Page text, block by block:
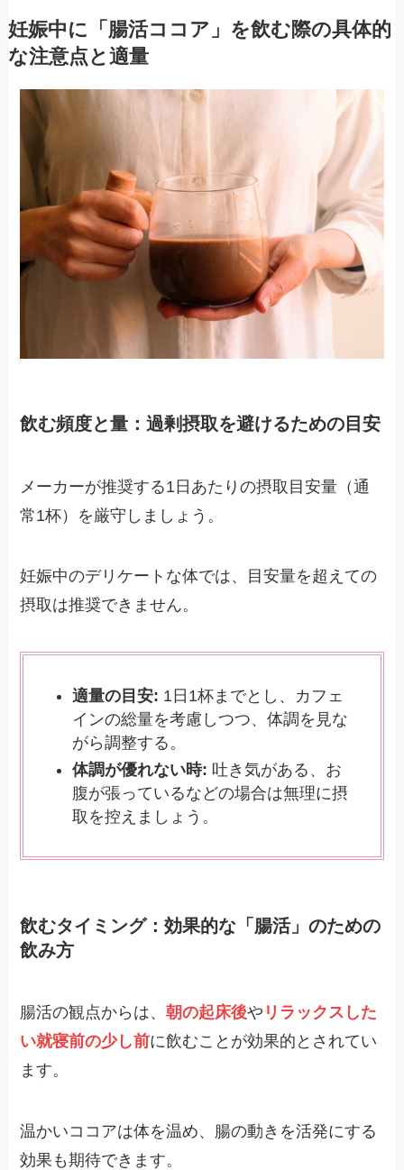
妊娠中に「腸活ココア」を飲む際の具体的
な注意点と適量
飲む頻度と量：過剰摂取を避けるための目安
メーカーが推奨する1日あたりの摂取目安量（通
常1杯）を厳守しましょう。
妊娠中のデリケートな体では、目安量を超えての
摂取は推奨できません。
適量の目安: 1日1杯までとし、カフェ
インの総量を考慮しつつ、体調を見な
がら調整する。
体調が優れない時: 吐き気がある、お
腹が張っているなどの場合は無理に摂
取を控えましょう。
飲むタイミング：効果的な「腸活」のための
飲み方
腸活の観点からは、朝の起床後や リラックスした
い就寝前の少し前に飲むことが効果的とされてい
ます。
温かいココアは体を温め、腸の動きを活発にする
効果も期待できます。